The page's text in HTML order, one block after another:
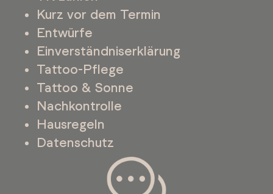
Kurz vor dem Termin
Entwürfe
Einverständniserklärung
Tattoo-Pflege
Tattoo & Sonne
Nachkontrolle
Hausregeln
Datenschutz